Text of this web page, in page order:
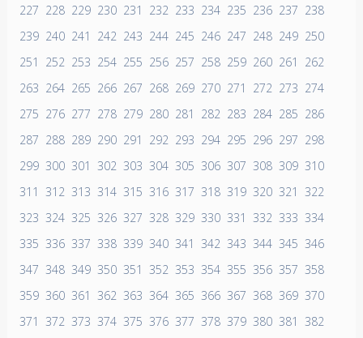
227 228 229 230 231 232 233 234 235 236 237 238
239 240 241 242 243 244 245 246 247 248 249 250
251
252 253 254 255 256 257 258 259 260 261
262
263 264 265 266 267 268 269 270 271 272 273 274
275 276 277 278 279 280 281 282 283 284 285 286
287 288 289 290 291 292 293 294 295 296 297 298
299 300 301 302 303 304 305 306 307 308 309 310
311
312 313 314 315 316 317 318 319 320 321
322
323 324 325 326 327 328 329 330 331 332 333 334
335 336 337 338 339 340 341 342 343 344 345 346
347 348 349 350 351 352 353 354 355 356 357 358
359 360 361 362 363 364 365 366 367 368 369 370
371
372 373 374 375 376 377 378 379 380 381
382